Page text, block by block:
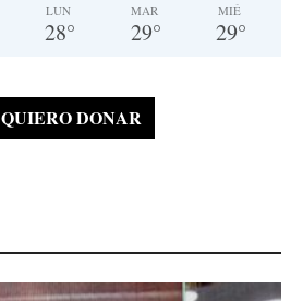
LUN
28°
MAR
29°
MIÉ
29°
QUIERO DONAR